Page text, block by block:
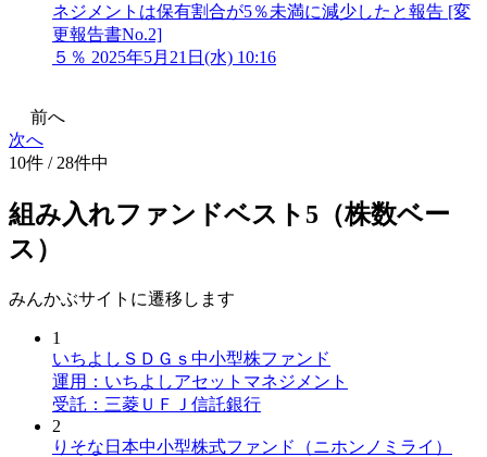
ネジメントは保有割合が5％未満に減少したと報告 [変
更報告書No.2]
５％ 2025年5月21日(水) 10:16
前へ
次へ
10件 / 28件中
組み入れファンドベスト5（株数ベー
ス）
みんかぶサイトに遷移します
1
いちよしＳＤＧｓ中小型株ファンド
運用：いちよしアセットマネジメント
受託：三菱ＵＦＪ信託銀行
2
りそな日本中小型株式ファンド（ニホンノミライ）